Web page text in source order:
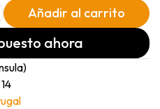
Añadir al carrito
ahora